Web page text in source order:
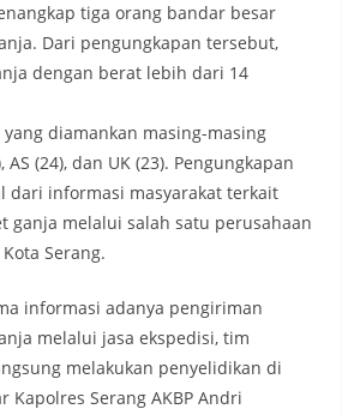
tiga orang bandar besar
Dari pengungkapan tersebut,
dengan berat lebih dari 14
yang diamankan masing-masing
AS (24), dan UK (23). Pengungkapan
dari informasi masyarakat terkait
ganja melalui salah satu perusahaan
Serang.
informasi adanya pengiriman
melalui jasa ekspedisi, tim
melakukan penyelidikan di
Kapolres Serang AKBP Andri